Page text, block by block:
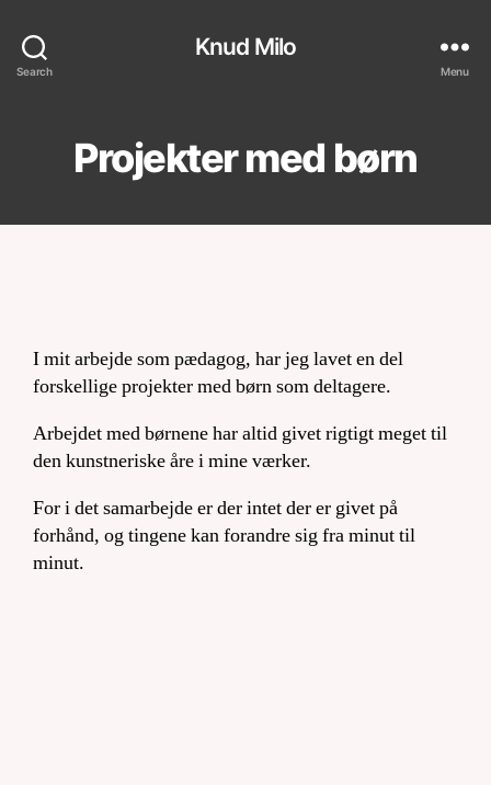
Search
Knud Milo
Menu
Projekter med børn
I mit arbejde som pædagog, har jeg lavet en del
forskellige projekter med børn som deltagere.
Arbejdet med børnene har altid givet rigtigt meget til
den kunstneriske åre i mine værker.
For i det samarbejde er der intet der er givet på
forhånd, og tingene kan forandre sig fra minut til
minut.